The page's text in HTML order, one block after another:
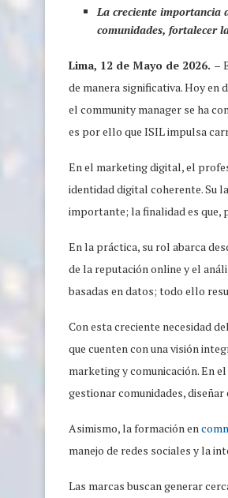
La creciente importancia
comunidades, fortalecer
Lima, 12 de Mayo de 2026. –
de manera significativa. Hoy en
el community manager se ha
es por ello que ISIL impulsa
En el marketing digital, el
identidad digital coherente. Su
importante; la finalidad es que,
En la práctica, su rol abarca
de la reputación online y el
basadas en datos; todo ello
Con esta creciente necesidad
que cuenten con una visión
marketing y comunicación. En el
gestionar comunidades,
Asimismo, la formación en
manejo de redes sociales y la
Las marcas buscan generar